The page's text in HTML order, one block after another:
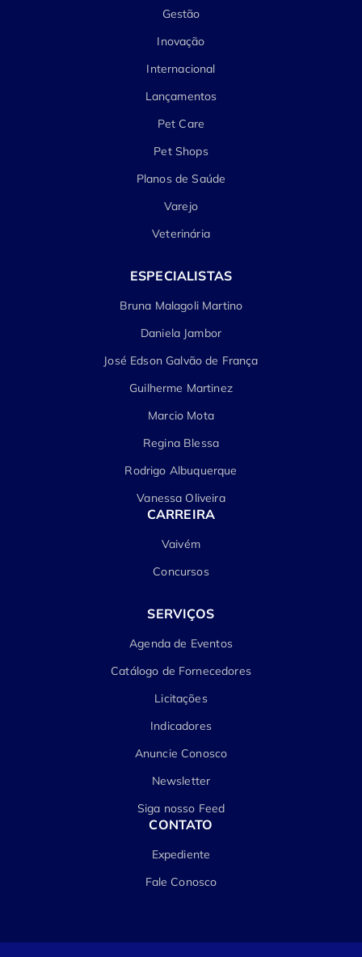
Gestão
Inovação
Internacional
Lançamentos
Pet Care
Pet Shops
Planos de Saúde
Varejo
Veterinária
ESPECIALISTAS
Bruna Malagoli Martino
Daniela Jambor
José Edson Galvão de França
Guilherme Martinez
Marcio Mota
Regina Blessa
Rodrigo Albuquerque
Vanessa Oliveira
CARREIRA
Vaivém
Concursos
SERVIÇOS
Agenda de Eventos
Catálogo de Fornecedores
Licitações
Indicadores
Anuncie Conosco
Newsletter
Siga nosso Feed
CONTATO
Expediente
Fale Conosco